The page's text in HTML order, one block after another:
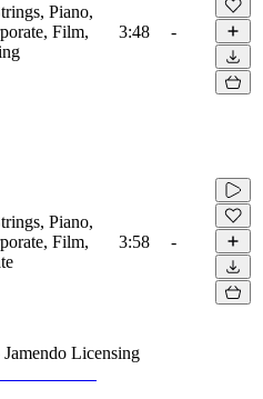
Piano,
Film,
3:48 -
Piano,
Film,
3:58 -
Jamendo Licensing